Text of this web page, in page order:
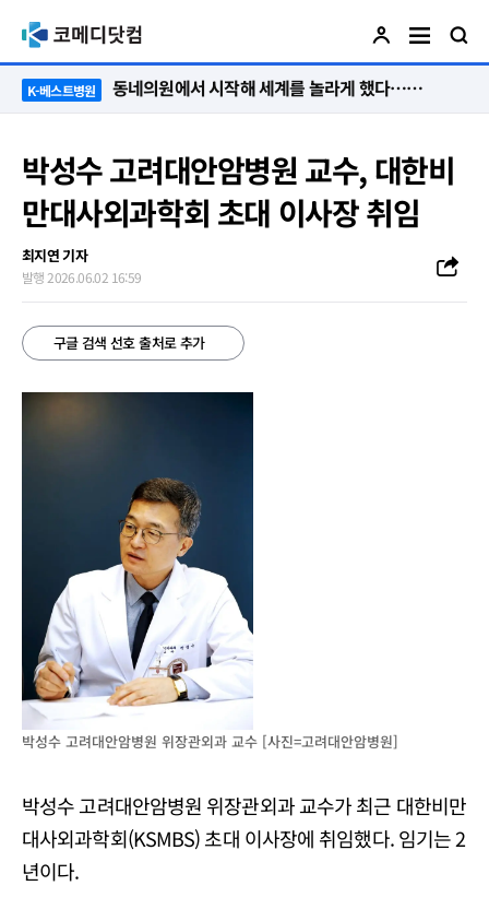
K-베스트병원 동네의원에서 시작해 세계를 놀라게 했다…관악구 50년 병원의 기적
박성수 고려대안암병원 교수, 대한비
만대사외과학회 초대 이사장 취임
최지연 기자
발행 2026.06.02 16:59
구글 검색 선호 출처로 추가
박성수 고려대안암병원 위장관외과 교수 [사진=고려대안암병원]
박성수 고려대안암병원 위장관외과 교수가 최근 대한비만
대사외과학회(KSMBS) 초대 이사장에 취임했다. 임기는 2
년이다.